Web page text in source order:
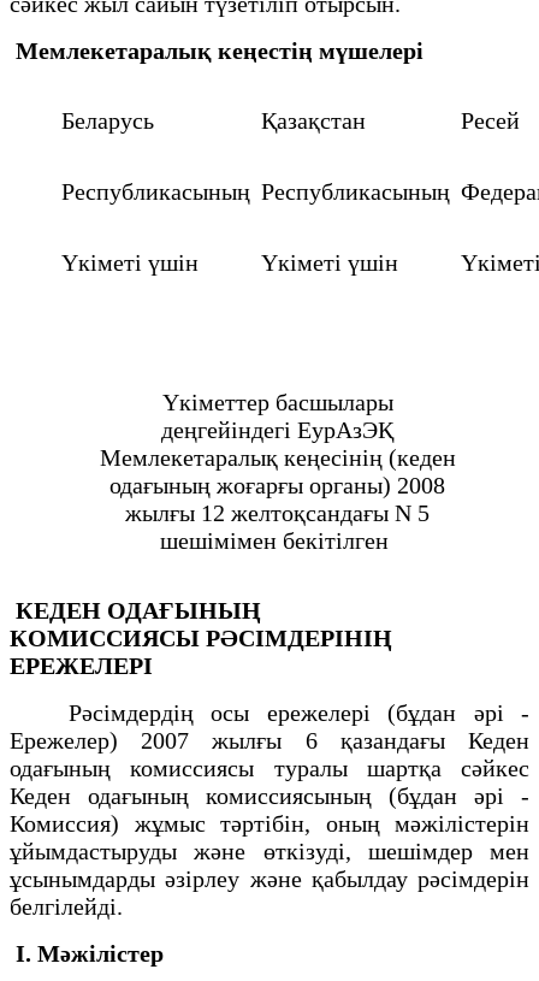
Мемлекетаралық кеңестің мүшелері
Беларусь Қазақстан Ресей
Республикасының Республикасының
Үкіметі үшін Үкіметі үшін
Үкіметтер басшылары
деңгейіндегі ЕурАзЭҚ
Мемлекетаралық кеңесінің (кеден
одағының жоғарғы органы) 2008
жылғы 12 желтоқсандағы N 5
шешімімен бекітілген
КЕДЕН ОДАҒЫНЫҢ
КОМИССИЯСЫ РӘСІМДЕРІНІҢ
ЕРЕЖЕЛЕРІ
Рәсімдердің осы ережелері (бұдан әрі -
Ережелер) 2007 жылғы 6 қазандағы Кеден
одағының комиссиясы туралы шартқа сәйкес
Кеден одағының комиссиясының (бұдан әрі -
Комиссия) жұмыс тәртібін, оның мәжілістерін
ұйымдастыруды және өткізуді, шешімдер мен
ұсынымдарды әзірлеу және қабылдау рәсімдерін
белгілейді.
I. Мәжілістер